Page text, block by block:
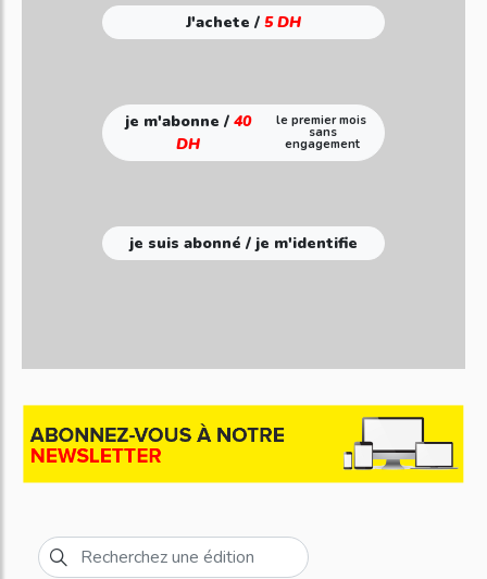
J'achete / 5 DH
je m'abonne /40
DH
le premier mois
sans
engagement
je suis abonné / je m'identifie